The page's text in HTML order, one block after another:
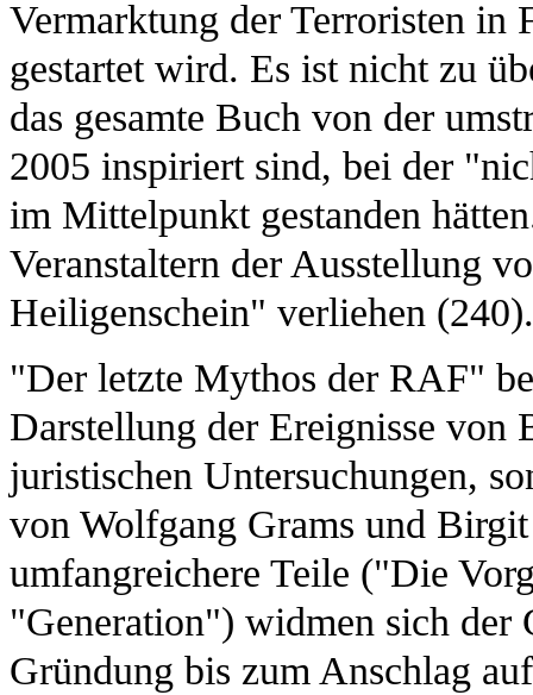
Vermarktung der Terroristen
gestartet wird. Es ist nicht zu
das gesamte Buch von der
2005 inspiriert sind, bei der
im Mittelpunkt gestanden
Veranstaltern der Ausstellung
Heiligenschein" verliehen (240).
"Der letzte Mythos der RAF"
Darstellung der Ereignisse von
juristischen Untersuchungen,
von Wolfgang Grams und
umfangreichere Teile ("Die
"Generation") widmen sich der
Gründung bis zum Anschlag